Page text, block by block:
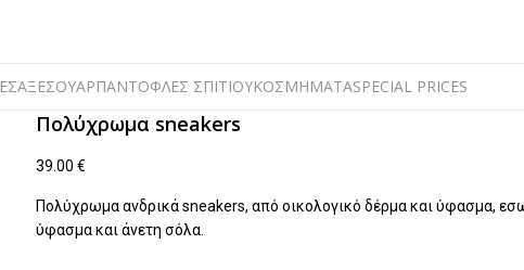
ΑΞΕΣΟΥΑΡΠΑΝΤΟΦΛΕΣ ΣΠΙΤΙΟΥΚΟΣΜΗΜΑΤΑSPECIAL PRICES
Πολύχρωμα sneakers
39.00 €
Πολύχρωμα ανδρικά sneakers, από οικολογικό δέρμα και ύφασμα,
ύφασμα και άνετη σόλα.